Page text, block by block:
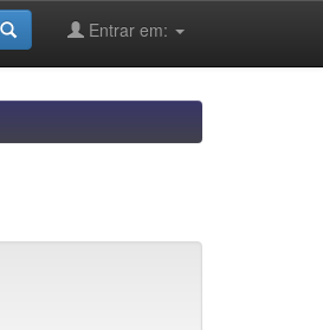
Entrar em: